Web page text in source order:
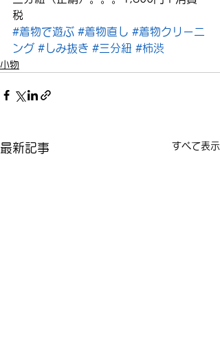
税
#着物で遊ぶ #着物直し #着物クリーニ
ング #しみ抜き #三分紐 #柿渋
小物
最新記事 すべて表示